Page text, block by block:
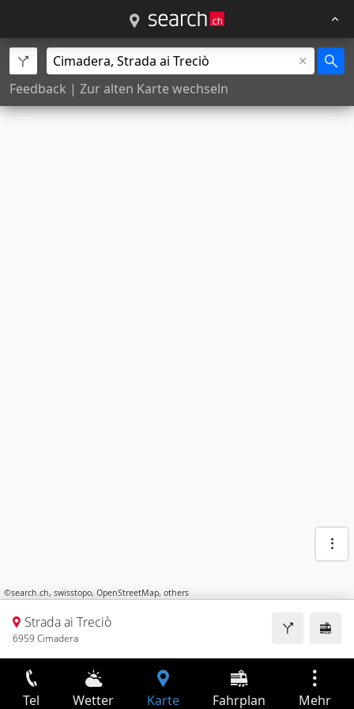
Feedback | Zur alten Karte wechseln
©search.ch, swisstopo, OpenStreetMap, others
Strada ai Treciò
6959 Cimadera
Tel Wetter Karte Fahrplan Mehr